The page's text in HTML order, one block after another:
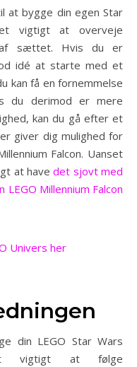
at bygge din egen Star
vigtigt at overveje
af sættet. Hvis du er
idé at starte med et
kan få en fornemmelse
du derimod er mere
kan du gå efter et
giver dig mulighed for
Falcon. Uanset
at havedet sjovt med
Millennium Falcon
Univers her
din LEGO Star Wars
vigtigt at følge